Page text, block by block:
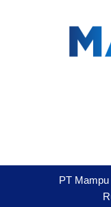
PT